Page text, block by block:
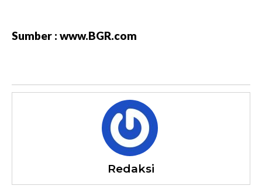
Sumber : www.BGR.com
Redaksi